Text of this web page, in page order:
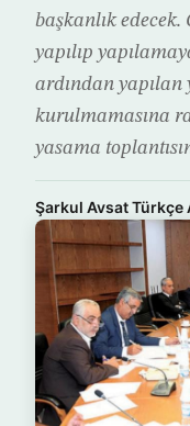
başkanlık edecek.
yapılıp
ardından
kurulmamasına
yasama
Şarkul Avsat Türkçe